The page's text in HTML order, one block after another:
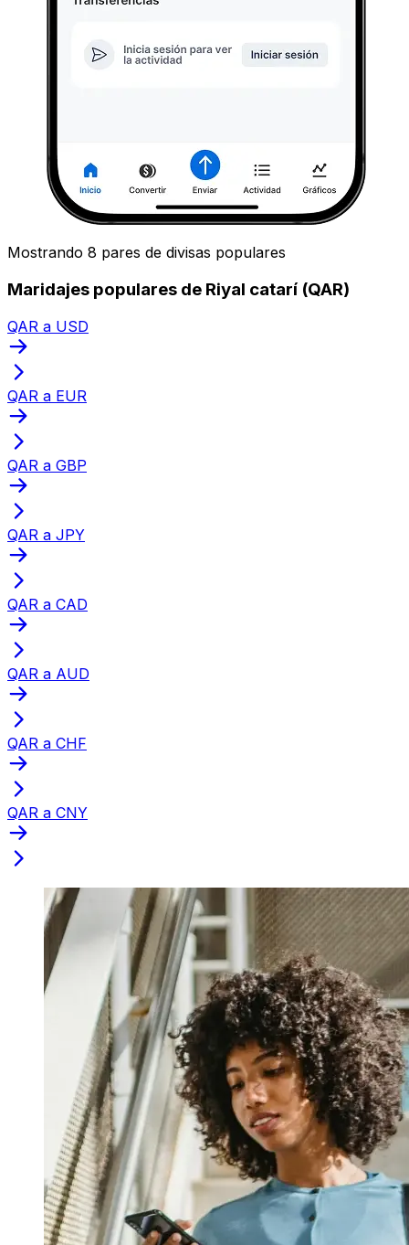
Mostrando 8 pares de divisas populares
Maridajes populares de Riyal catarí (QAR)
QAR a USD
QAR a EUR
QAR a GBP
QAR a JPY
QAR a CAD
QAR a AUD
QAR a CHF
QAR a CNY